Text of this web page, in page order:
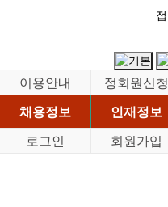
이용안내 정회원신청
채용정보
인재정보
로그인
회원가입